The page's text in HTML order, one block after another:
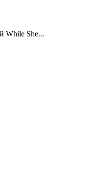
While She...